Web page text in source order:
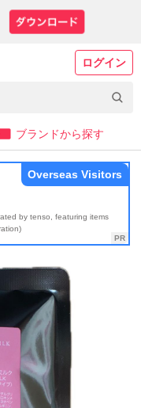
ログイン
ブランドから探す
by tenso, featuring items
Overseas Visitors